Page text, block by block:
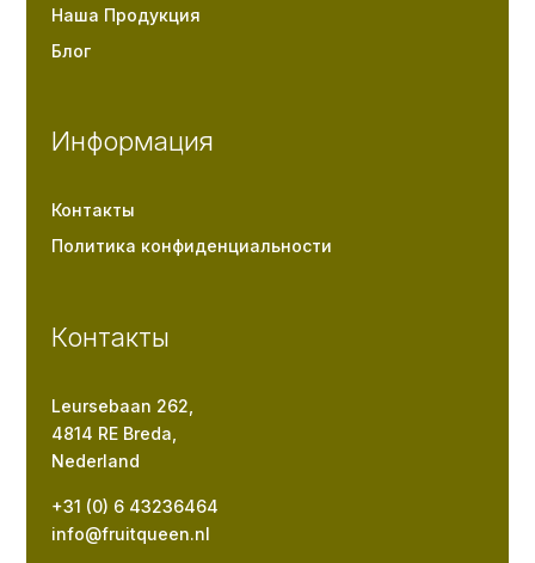
Наша Продукция
Блог
Информация
Контакты
Политика конфиденциальности
Контакты
Leursebaan 262,
4814 RE Breda,
Nederland
+31 (0) 6 43236464
info@fruitqueen.nl